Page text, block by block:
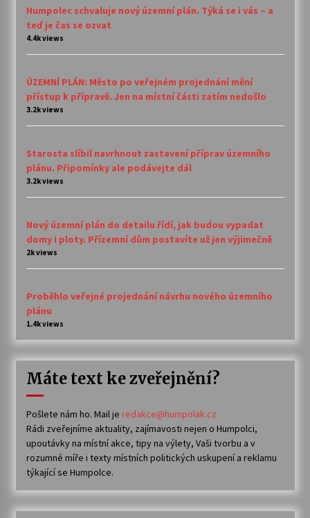
Humpolec schvaluje nový územní plán. Týká se i vás – a
teď je čas se ozvat
4.4k views
ÚZEMNÍ PLÁN: Město po veřejném projednání mění
přístup k přípravě. Jen na místní části zatím nedošlo
3.2k views
Starosta slíbil navrhnout zastavení příprav územního
plánu. Připomínky ale podávejte dál
3.2k views
Nový územní plán do detailu řídí, jak budou vypadat
domy i ploty. Přízemní dům postavíte už jen výjimečně
2k views
Proběhlo veřejné projednání návrhu nového územního
plánu
1.4k views
Máte text ke zveřejnění?
Pošlete nám ho. Mail je redakce@humpolak.cz
Rádi zveřejníme aktuality, zajímavosti nejen o Humpolci,
upoutávky na místní akce, tipy na výlety, Vaši tvorbu a v
rozumné míře i texty místních politických uskupení a reklamu
týkající se Humpolce.